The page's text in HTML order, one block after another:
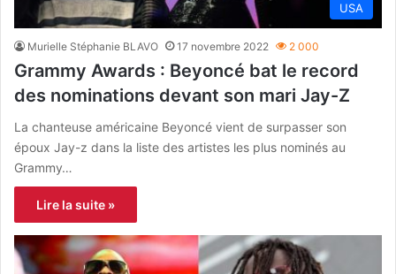
USA
Murielle Stéphanie BLAVO 17 novembre 2022 2 000
Grammy Awards : Beyoncé bat le record
des nominations devant son mari Jay-Z
La chanteuse américaine Beyoncé vient de surpasser son
époux Jay-z dans la liste des artistes les plus nominés au
Grammy…
Lire la suite »